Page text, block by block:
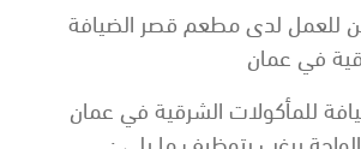
لدى مطعم قصر الضيافة
في عمان
للمأكولات الشرقية في عمان